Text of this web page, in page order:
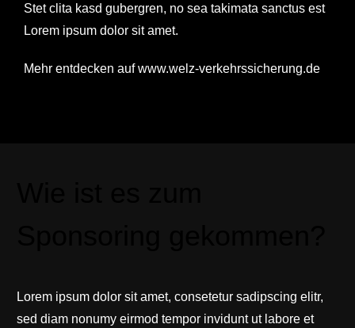
Stet clita kasd gubergren, no sea takimata sanctus est
Lorem ipsum dolor sit amet.
Mehr entdecken aufwww.welz-verkehrssicherung.de
Lorem ipsum dolor sit amet, consetetur sadipscing elitr,
sed diam nonumy eirmod tempor invidunt ut labore et